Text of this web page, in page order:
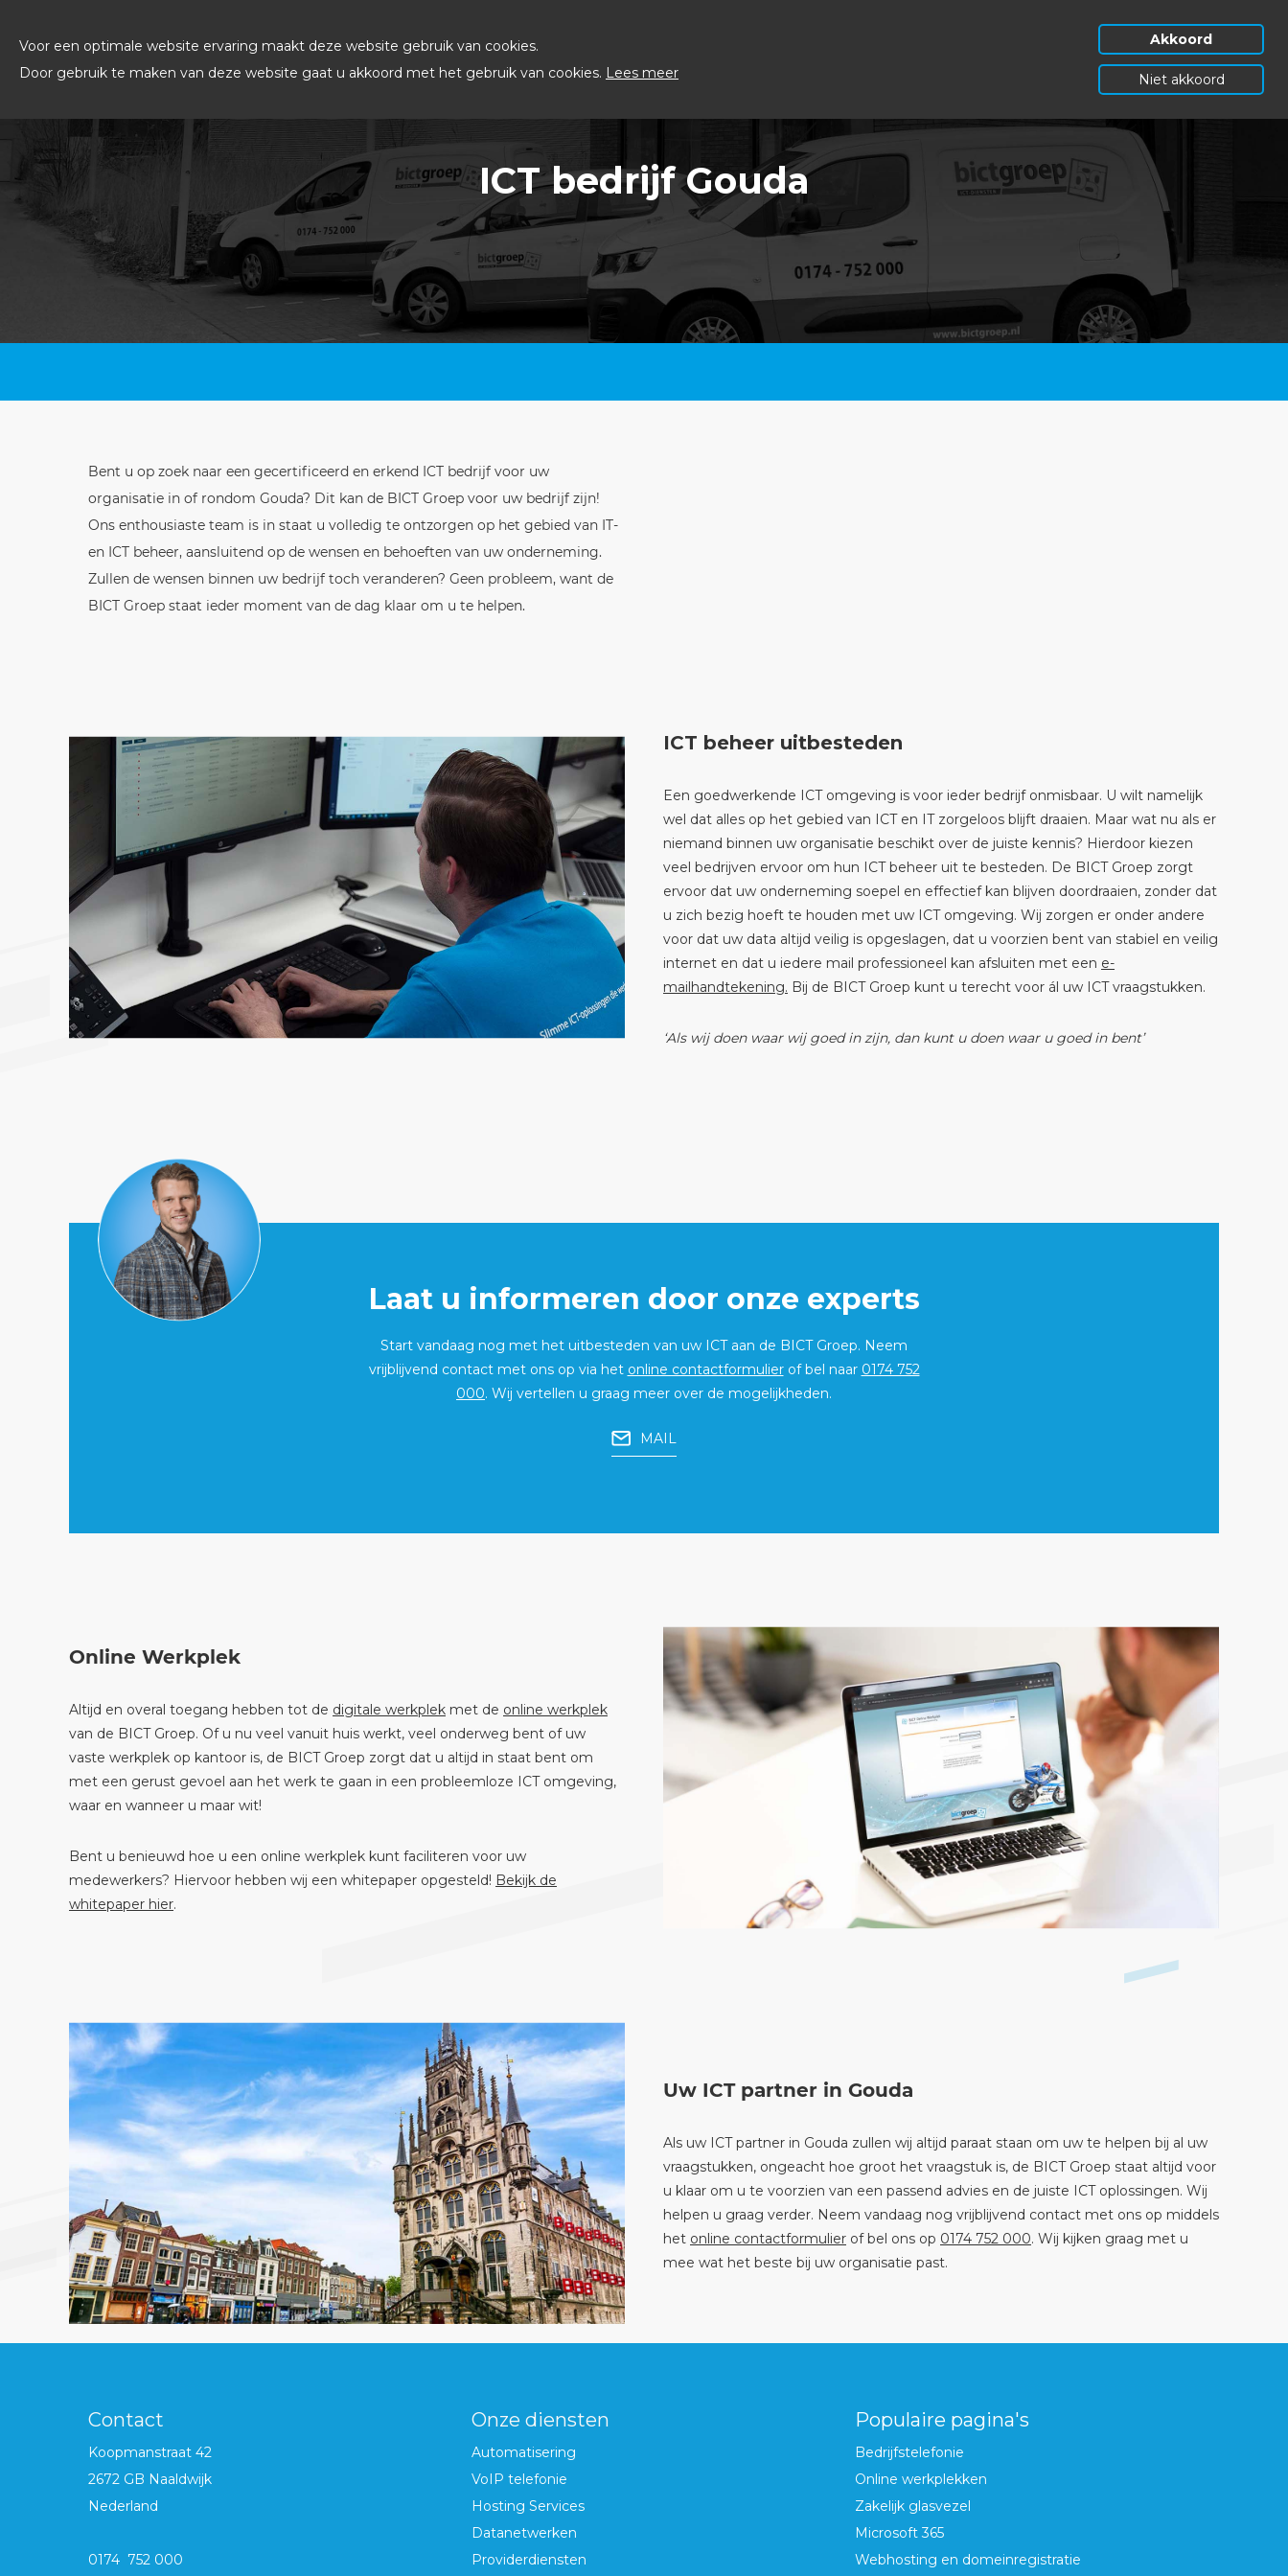
Voor een optimale website ervaring maakt deze website gebruik van cookies.
Door gebruik te maken van deze website gaat u akkoord met het gebruik van cookies. Lees meer
Akkoord
Niet akkoord
ICT bedrijf Gouda
Bent u op zoek naar een gecertificeerd en erkend ICT bedrijf voor uw
organisatie in of rondom Gouda? Dit kan de BICT Groep voor uw bedrijf zijn!
Ons enthousiaste team is in staat u volledig te ontzorgen op het gebied van IT-
en ICT beheer, aansluitend op de wensen en behoeften van uw onderneming.
Zullen de wensen binnen uw bedrijf toch veranderen? Geen probleem, want de
BICT Groep staat ieder moment van de dag klaar om u te helpen.
ICT beheer uitbesteden
Een goedwerkende ICT omgeving is voor ieder bedrijf onmisbaar. U wilt namelijk
wel dat alles op het gebied van ICT en IT zorgeloos blijft draaien. Maar wat nu als er
niemand binnen uw organisatie beschikt over de juiste kennis? Hierdoor kiezen
veel bedrijven ervoor om hun ICT beheer uit te besteden. De BICT Groep zorgt
ervoor dat uw onderneming soepel en effectief kan blijven doordraaien, zonder dat
u zich bezig hoeft te houden met uw ICT omgeving. Wij zorgen er onder andere
voor dat uw data altijd veilig is opgeslagen, dat u voorzien bent van stabiel en veilig
internet en dat u iedere mail professioneel kan afsluiten met een e-
mailhandtekening. Bij de BICT Groep kunt u terecht voor ál uw ICT vraagstukken.
‘Als wij doen waar wij goed in zijn, dan kunt u doen waar u goed in bent’
Laat u informeren door onze experts
Start vandaag nog met het uitbesteden van uw ICT aan de BICT Groep. Neem
vrijblijvend contact met ons op via het online contactformulierof bel naar 0174 752
000. Wij vertellen u graag meer over de mogelijkheden.
MAIL
Online Werkplek
Altijd en overal toegang hebben tot de digitale werkplek met de online werkplek
van de BICT Groep. Of u nu veel vanuit huis werkt, veel onderweg bent of uw
vaste werkplek op kantoor is, de BICT Groep zorgt dat u altijd in staat bent om
met een gerust gevoel aan het werk te gaan in een probleemloze ICT omgeving,
waar en wanneer u maar wit!
Bent u benieuwd hoe u een online werkplek kunt faciliteren voor uw
medewerkers? Hiervoor hebben wij een whitepaper opgesteld! Bekijk de
whitepaper hier.
Uw ICT partner in Gouda
Als uw ICT partner in Gouda zullen wij altijd paraat staan om uw te helpen bij al uw
vraagstukken, ongeacht hoe groot het vraagstuk is, de BICT Groep staat altijd voor
u klaar om u te voorzien van een passend advies en de juiste ICT oplossingen. Wij
helpen u graag verder. Neem vandaag nog vrijblijvend contact met ons op middels
het online contactformulier of bel ons op 0174 752 000. Wij kijken graag met u
mee wat het beste bij uw organisatie past.
Contact
Koopmanstraat 42
2672 GB Naaldwijk
Nederland
0174 752 000
Onze diensten
Automatisering
VoIP telefonie
Hosting Services
Datanetwerken
Providerdiensten
Populaire pagina's
Bedrijfstelefonie
Online werkplekken
Zakelijk glasvezel
Microsoft 365
Webhosting en domeinregistratie